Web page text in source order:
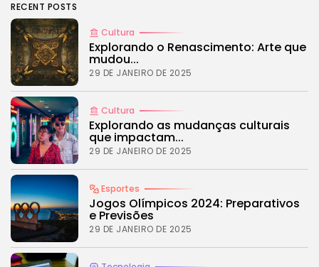
4.2 Tecnologia
Dive into the World of Noise Cancelling
Headphones
BYREVELAÇÃO FM
CTA Title
CTA Content
FOLLOW US
JOIN OUR COMMUNITY
RECENT POSTS
Cultura
Explorando o Renascimento: Arte que
mudou...
29 DE JANEIRO DE 2025
Cultura
Explorando as mudanças culturais
que impactam...
29 DE JANEIRO DE 2025
Esportes
Jogos Olímpicos 2024: Preparativos
e Previsões
29 DE JANEIRO DE 2025